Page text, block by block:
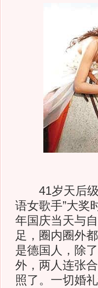
41岁天后级“
语女歌手”大奖
年国庆当天与
足，圈内圈外
是德国人，除
外，两人连张
照了。一切婚